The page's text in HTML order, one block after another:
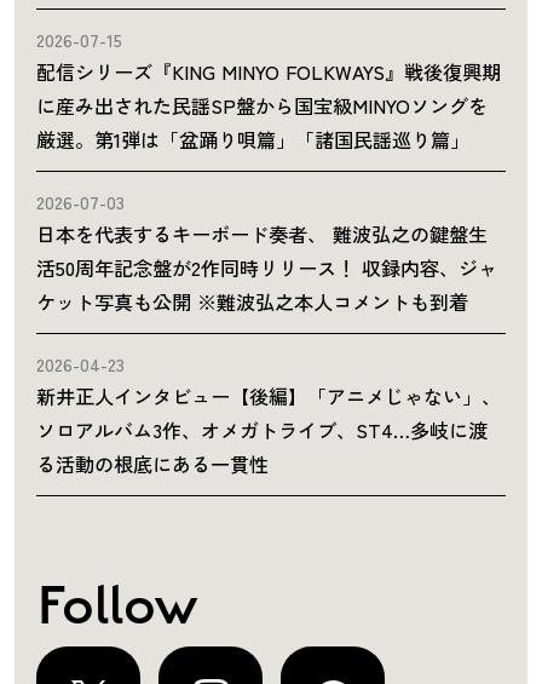
2026-07-15
配信シリーズ『KING MINYO FOLKWAYS』戦後復興期
に産み出された民謡SP盤から国宝級MINYOソングを
厳選。第1弾は「盆踊り唄篇」「諸国民謡巡り篇」
2026-07-03
日本を代表するキーボード奏者、 難波弘之の鍵盤生
活50周年記念盤が2作同時リリース！ 収録内容、ジャ
ケット写真も公開 ※難波弘之本人コメントも到着
2026-04-23
新井正人インタビュー【後編】「アニメじゃない」、
ソロアルバム3作、オメガトライブ、ST4…多岐に渡
る活動の根底にある一貫性
Follow